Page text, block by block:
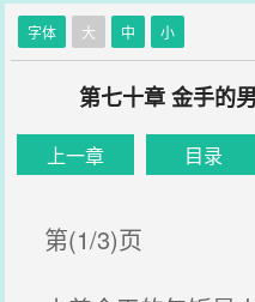
字体 大 中 小
第七十章 金手的
上一章 目录
第(1/3)页